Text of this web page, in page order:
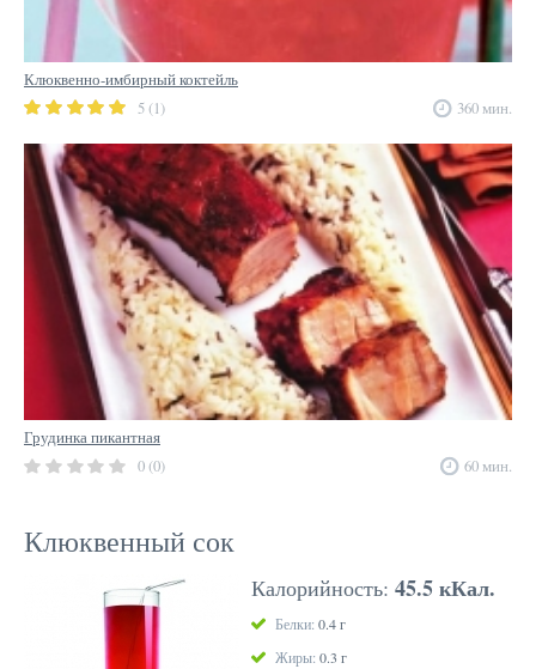
Клюквенно-имбирный коктейль
5 (1)
360 мин.
Грудинка пикантная
0 (0)
60 мин.
Клюквенный сок
Калорийность: 45.5 кКал.
Белки: 0.4 г
Жиры: 0.3 г